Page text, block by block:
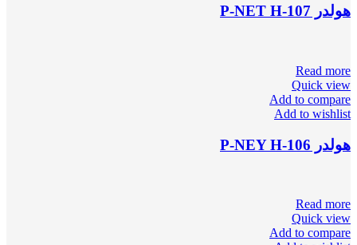
هولدر P-NET H-107
Read more
Quick view
Add to compare
Add to wishlist
هولدر P-NEY H-106
Read more
Quick view
Add to compare